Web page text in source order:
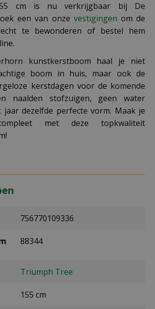
cm is nu verkrijgbaar bij De
een van onze vestigingen om de
te bewonderen of bestel hem
kunstkerstboom haal je niet
boom in huis, maar ook de
kerstdagen voor de komende
naalden stofzuigen, geen water
jaar dezelfde perfecte vorm. Maak je
met deze topkwaliteit
756770109336
88344
Triumph Tree
155 cm